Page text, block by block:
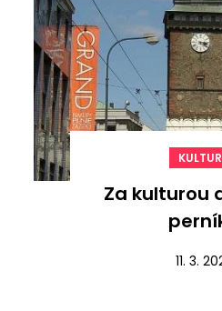
Za kulturou
11. 3.